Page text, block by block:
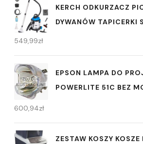
KERCH ODKURZACZ
DYWANÓW TAPICERKI
549,99zł
EPSON LAMPA DO
POWERLITE 51C BEZ
600,94zł
ZESTAW KOSZY KOSZE